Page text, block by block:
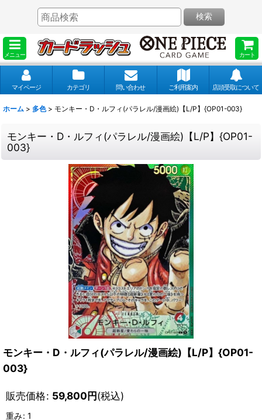
メニュー カート
検索
マイページ カテゴリ 問い合わせ ご利用案内 店頭受取について
ホーム > 多色 > モンキー・D・ルフィ(パラレル/漫画絵)【L/P】{OP01-003}
モンキー・D・ルフィ(パラレル/漫画絵)【L/P】{OP01-
003}
モンキー・D・ルフィ(パラレル/漫画絵)【L/P】{OP01-
003}
販売価格: 59,800円(税込)
重み: 1